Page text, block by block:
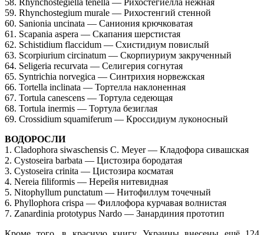
59. Rhynchostegium murale — Рихостенгий стенной
60. Sanionia uncinata — Саниония крючковатая
61. Scapania aspera — Скапания шерстистая
62. Schistidium flaccidum — Схистидиум повислый
63. Scorpiurium circinatum — Скорпиуриум закрученный
64. Seligeria recurvata — Селигерия согнутая
65. Syntrichia norvegica — Синтрихия норвежская
66. Tortella inclinata — Тортелла наклоненная
67. Tortula canescens — Тортула седеющая
68. Tortula inermis — Тортула безиглая
69. Сrossidium squamiferum — Кроссидиум луконосный
ВОДОРОСЛИ
1. Cladophora siwaschensis C. Meyer — Кладофора сивашская
2. Cystoseira barbata — Цистозира бородатая
3. Cystoseira crinita — Цистозира косматая
4. Nereia filiformis — Нерейя нитевидная
5. Nitophyllum punctatum — Нитофиллум точечный
6. Phyllophora crispa — Филлофора курчавая волнистая
7. Zanardinia prototypus Nardo — Занардиния прототип